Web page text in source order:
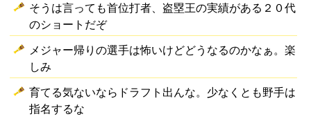
そうは言っても首位打者、盗塁王の実績がある２０代
のショートだぞ
メジャー帰りの選手は怖いけどどうなるのかなぁ。楽
しみ
育てる気ないならドラフト出んな。少なくとも野手は
指名するな